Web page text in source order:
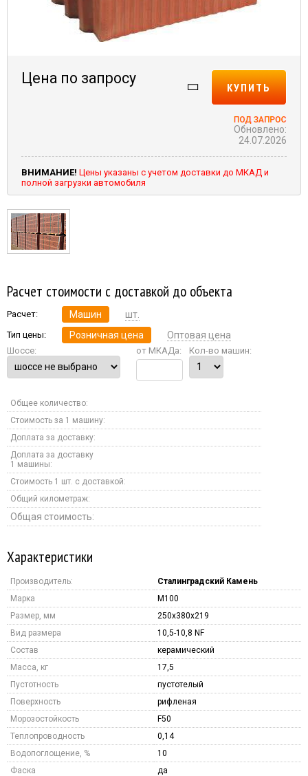
Цена по запросу
КУПИТЬ
Обновлено:
24.07.2026
ВНИМАНИЕ! Цены указаны с учетом доставки до МКАД и
полной загрузки автомобиля
Расчет стоимости с доставкой до объекта
Расчет: Машин шт.
Тип цены: Розничная цена Оптовая цена
Шоссе: от МКАДа: Кол-во машин:
Общее количество:
Стоимость за 1 машину:
Доплата за доставку:
Доплата за доставку
1 машины:
Стоимость 1 шт. с доставкой:
Общий километраж:
Общая стоимость:
Характеристики
Производитель:
Сталинградский Камень
Марка
M100
Размер, мм
250x380x219
Вид размера
10,5-10,8 NF
Состав
керамический
Масса, кг
17,5
Пустотность
пустотелый
Поверхность
рифленая
Морозостойкость
F50
Теплопроводность
0,14
Водопоглощение, %
10
Фаска
да